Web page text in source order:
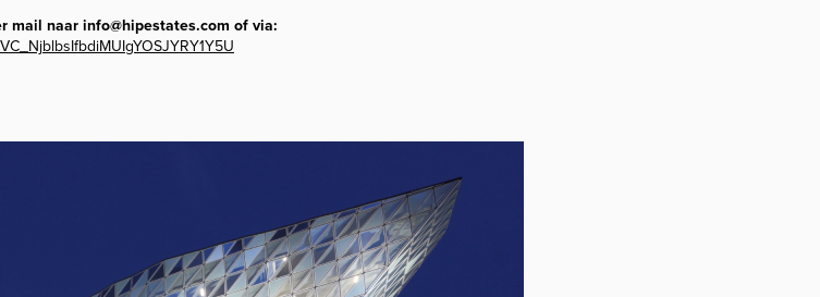
mail naar info@hipestates.com of via: